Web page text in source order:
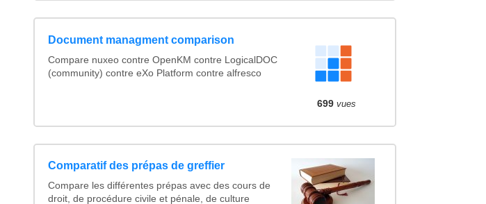
Document managment comparison
Compare nuxeo contre OpenKM contre LogicalDOC
(community) contre eXo Platform contre alfresco
699 vues
Comparatif des prépas de greffier
Compare les différentes prépas avec des cours de
droit, de procédure civile et pénale, de culture